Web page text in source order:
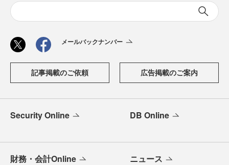
メールバックナンバー
記事掲載のご依頼 広告掲載のご案内
Security Online DB Online
財務・会計Online ニュース